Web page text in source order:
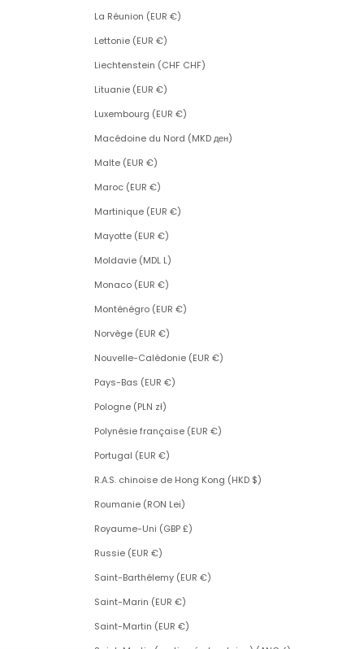
La Réunion (EUR €)
Lettonie (EUR €)
Liechtenstein (CHF CHF)
Lituanie (EUR €)
Luxembourg (EUR €)
Macédoine du Nord (MKD ден)
Malte (EUR €)
Maroc (EUR €)
Martinique (EUR €)
Mayotte (EUR €)
Moldavie (MDL L)
Monaco (EUR €)
Monténégro (EUR €)
Norvège (EUR €)
Nouvelle-Calédonie (EUR €)
Pays-Bas (EUR €)
Pologne (PLN zł)
Polynésie française (EUR €)
Portugal (EUR €)
R.A.S. chinoise de Hong Kong (HKD $)
Roumanie (RON Lei)
Royaume-Uni (GBP £)
Russie (EUR €)
Saint-Barthélemy (EUR €)
Saint-Marin (EUR €)
Saint-Martin (EUR €)